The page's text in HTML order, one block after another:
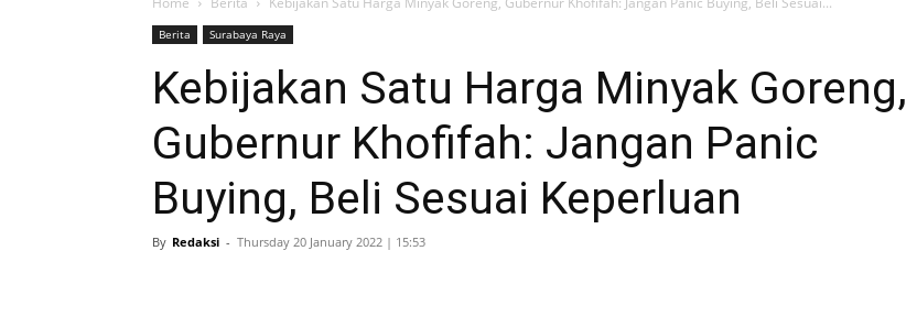
Berita Surabaya Raya
Kebijakan Satu Harga Minyak Goreng,
Gubernur Khofifah: Jangan Panic
Buying, Beli Sesuai Keperluan
By Redaksi - Thursday 20 January 2022 | 15:53